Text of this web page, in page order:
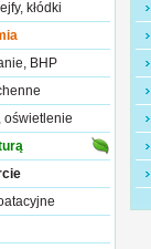
kłódki
BHP
oświetlenie